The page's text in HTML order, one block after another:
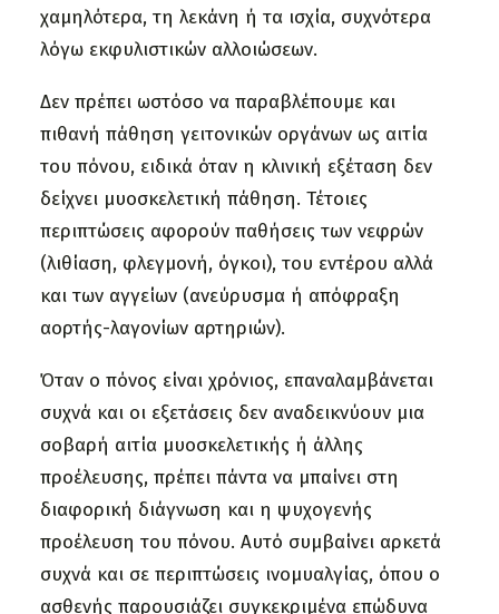
χαμηλότερα, τη λεκάνη ή τα ισχία, συχνότερα
λόγω εκφυλιστικών αλλοιώσεων.
Δεν πρέπει ωστόσο να παραβλέπουμε και
πιθανή πάθηση γειτονικών οργάνων ως αιτία
του πόνου, ειδικά όταν η κλινική εξέταση δεν
δείχνει μυοσκελετική πάθηση. Τέτοιες
περιπτώσεις αφορούν παθήσεις των νεφρών
(λιθίαση, φλεγμονή, όγκοι), του εντέρου αλλά
και των αγγείων (ανεύρυσμα ή απόφραξη
αορτής-λαγονίων αρτηριών).
Όταν ο πόνος είναι χρόνιος, επαναλαμβάνεται
συχνά και οι εξετάσεις δεν αναδεικνύουν μια
σοβαρή αιτία μυοσκελετικής ή άλλης
προέλευσης, πρέπει πάντα να μπαίνει στη
διαφορική διάγνωση και η ψυχογενής
προέλευση του πόνου. Αυτό συμβαίνει αρκετά
συχνά και σε περιπτώσεις ινομυαλγίας, όπου ο
ασθενής παρουσιάζει συγκεκριμένα επώδυνα